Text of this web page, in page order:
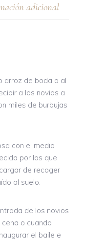
adicional
arroz de boda o al
a los novios a
miles de burbujas
con el medio
por los que
de recoger
al suelo.
de los novios
o cuando
el baile e